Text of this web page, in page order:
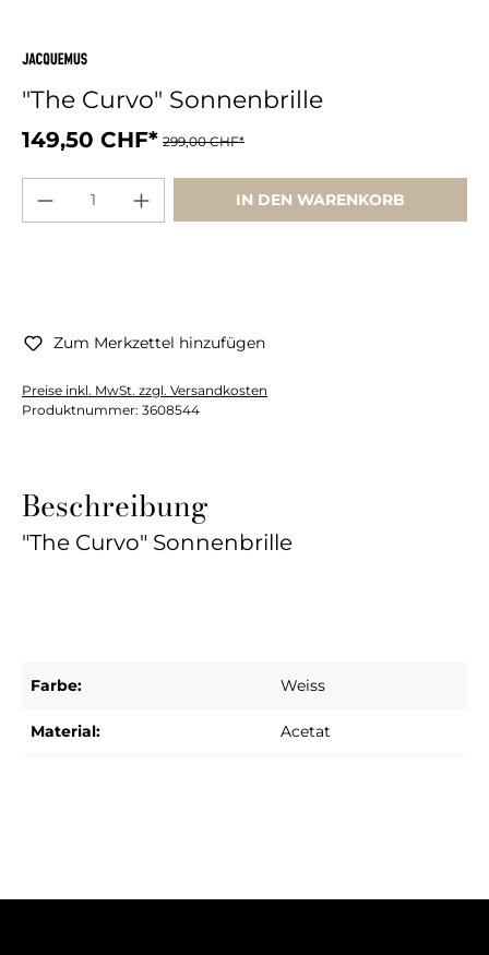
"The Curvo" Sonnenbrille
149,50 CHF* 299,00 CHF*
IN DEN WARENKORB
Zum Merkzettel hinzufügen
Preise inkl. MwSt. zzgl. Versandkosten
Produktnummer: 3608544
Beschreibung
"The Curvo" Sonnenbrille
Farbe: Weiss
Material: Acetat